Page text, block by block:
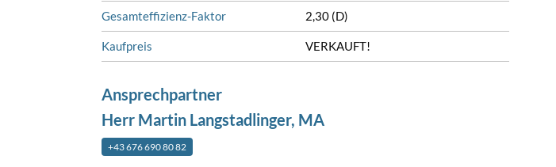
Gesamteffizienz-Faktor 2,30 (D)
Kaufpreis VERKAUFT!
Ansprechpartner
Herr Martin Langstadlinger, MA
+43 676 690 80 82